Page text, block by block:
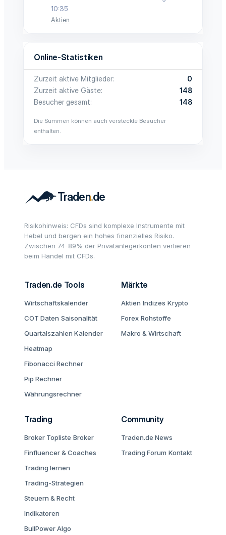
10:35
Aktien
Online-Statistiken
Zurzeit aktive Mitglieder
0
Zurzeit aktive Gäste
148
Besucher gesamt
148
Die Summen können auch versteckte Besucher
enthalten.
Risikohinweis: CFDs sind komplexe Instrumente mit
Hebel und bergen ein hohes finanzielles Risiko.
Zwischen 74-89% der Privatanlegerkonten verlieren
beim Handel mit CFDs.
Traden.de Tools
Wirtschaftskalender
COT Daten Saisonalität
Quartalszahlen Kalender
Heatmap
Fibonacci Rechner
Pip Rechner
Währungsrechner
Märkte
Aktien Indizes Krypto
Forex Rohstoffe
Makro & Wirtschaft
Trading
Broker Topliste Broker
Finfluencer & Coaches
Trading lernen
Trading-Strategien
Steuern & Recht
Indikatoren
BullPower Algo
Community
Traden.de News
Trading Forum Kontakt